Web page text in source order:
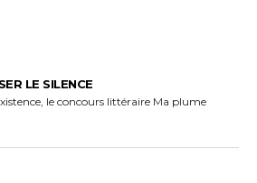
LE SILENCE
le concours littéraire Ma plume